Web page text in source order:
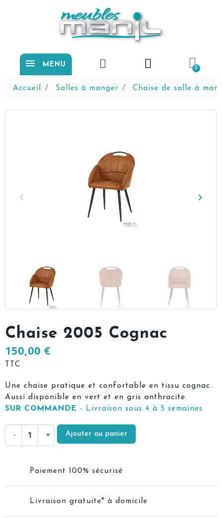
MENU
Accueil Salles à manger Chaise de salle à
Précédent
keyboard_arrow_left keyboard_arrow_right
Chaise 2005 Cognac
150,00 €
TTC
Une chaise pratique et confortable en tissu cognac.
Aussi disponible en vert et en gris anthracite.
SUR COMMANDE - Livraison sous 4 à 5 semaines
- + Ajouter au panier
Paiement 100% sécurisé
Livraison gratuite* à domicile